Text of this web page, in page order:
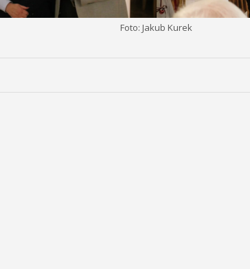
Foto: Jakub Kurek